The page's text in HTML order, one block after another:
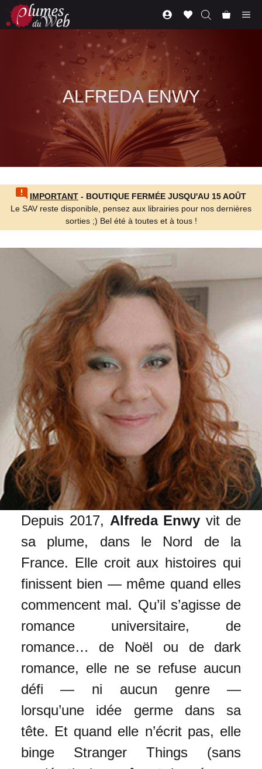
Aller
contenu
ALFREDA ENWY
IMPORTANT - BOUTIQUE FERMÉE JUSQU'AU 15 AOÛT
Le SAV reste disponible, pensez aux librairies pour nos dernières
sorties ;) Bel été à toutes et à tous !
Depuis 2017, Alfreda Enwy vit de
sa plume, dans le Nord de la
France. Elle croit aux histoires qui
finissent bien — même quand elles
commencent mal. Qu’il s’agisse de
romance universitaire, de
romance… de Noël ou de dark
romance, elle ne se refuse aucun
défi — ni aucun genre —
lorsqu’une idée germe dans sa
tête. Et quand elle n’écrit pas, elle
binge Stranger Things (sans